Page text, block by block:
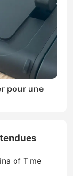
pour une
of Time